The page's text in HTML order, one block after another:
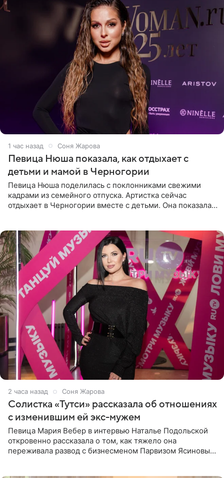
1 час назад Соня Жарова
Певица Нюша показала, как отдыхает с
детьми и мамой в Черногории
Певица Нюша поделилась с поклонниками свежими
кадрами из семейного отпуска. Артистка сейчас
отдыхает в Черногории вместе с детьми. Она показала,
2 часа назад Соня Жарова
Солистка «Тутси» рассказала об отношениях
с изменившим ей экс-мужем
Певица Мария Вебер в интервью Наталье Подольской
откровенно рассказала о том, как тяжело она
переживала развод с бизнесменом Парвизом Ясиновым.